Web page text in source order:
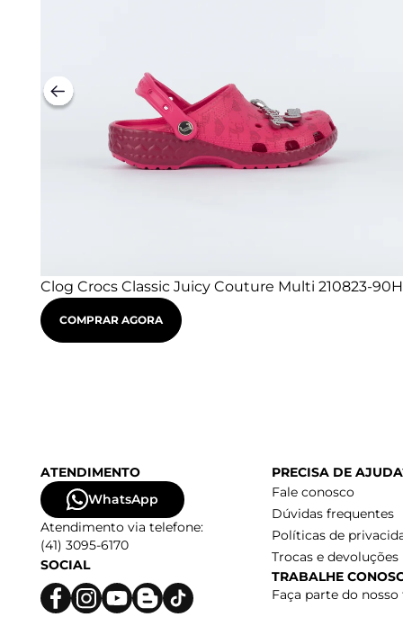
Clog Crocs Classic Juicy Couture Multi 210823-90H
COMPRAR AGORA
ATENDIMENTO
WhatsApp
Atendimento via telefone:
(41) 3095-6170
SOCIAL
PRECISA DE
Fale conosco
Dúvidas frequentes
Políticas de
Trocas e devoluções
TRABALHE
Faça parte do